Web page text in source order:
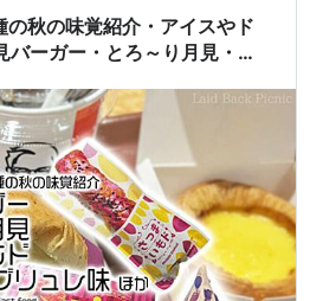
の秋の味覚紹介・アイスやド
ーガー・とろ～り月見・さ
ミスタードーナツ・明治乳業